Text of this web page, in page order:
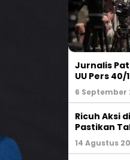
Jurnalis
UU Pers
6 September
Ricuh Aksi
Pastikan
14 Agustus